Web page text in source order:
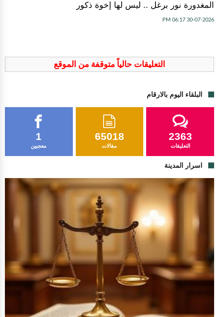
المغدورة نور برغل .. ليس لها إخوة ذكور
30-07-2026 06:17 PM
التعليقات حالياً متوقفة من الموقع
البلقاء اليوم بالارقام
1
معجبين
65018
مقالات
2363
التعليقات
اسرار المدينة